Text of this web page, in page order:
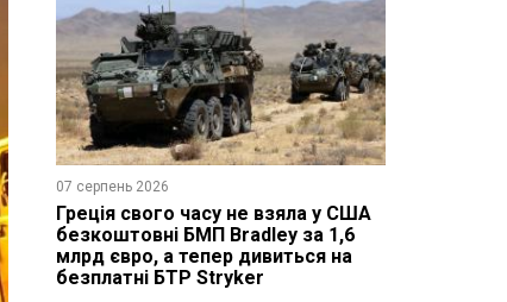
07 серпень 2026
Греція свого часу не взяла у США
безкоштовні БМП Bradley за 1,6
млрд євро, а тепер дивиться на
безплатні БТР Stryker